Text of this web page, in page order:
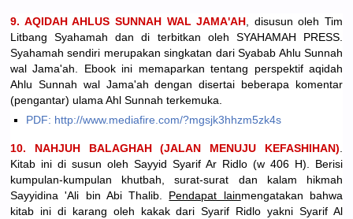
9. AQIDAH AHLUS SUNNAH WAL JAMA'AH , disusun oleh Tim
Litbang Syahamah dan di terbitkan oleh SYAHAMAH PRESS.
Syahamah sendiri merupakan singkatan dari Syabab Ahlu Sunnah
wal Jama'ah. Ebook ini memaparkan tentang perspektif aqidah
Ahlu Sunnah wal Jama'ah dengan disertai beberapa komentar
(pengantar) ulama Ahl Sunnah terkemuka.
PDF: http://www.mediafire.com/?mgsjk3hhzm5zk4s
10. NAHJUH BALAGHAH (JALAN MENUJU KEFASHIHAN).
Kitab ini di susun oleh Sayyid Syarif Ar Ridlo (w 406 H). Berisi
kumpulan-kumpulan khutbah, surat-surat dan kalam hikmah
Sayyidina 'Ali bin Abi Thalib. Pendapat lainmengatakan bahwa
kitab ini di karang oleh kakak dari Syarif Ridlo yakni Syarif Al